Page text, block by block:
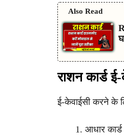
Also Read
राशन कार्ड
ई-केवाईसी करने के
आधार कार्ड